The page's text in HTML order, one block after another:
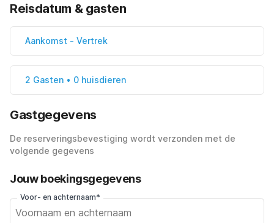
Reisdatum & gasten
Aankomst - Vertrek
2 Gasten • 0 huisdieren
Gastgegevens
De reserveringsbevestiging wordt verzonden met de
volgende gegevens
Jouw boekingsgegevens
Voor- en achternaam*